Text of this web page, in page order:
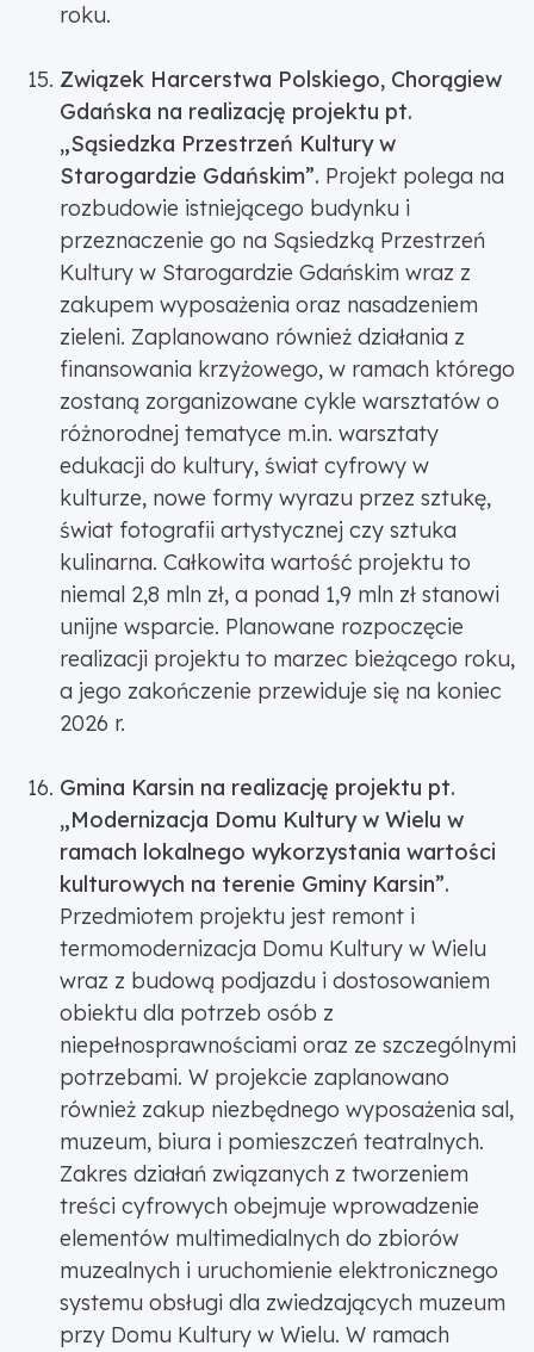
roku.
Związek Harcerstwa Polskiego, Chorągiew
Gdańska na realizację projektu pt.
„Sąsiedzka Przestrzeń Kultury w
Starogardzie Gdańskim”. Projekt polega na
rozbudowie istniejącego budynku i
przeznaczenie go na Sąsiedzką Przestrzeń
Kultury w Starogardzie Gdańskim wraz z
zakupem wyposażenia oraz nasadzeniem
zieleni. Zaplanowano również działania z
finansowania krzyżowego, w ramach którego
zostaną zorganizowane cykle warsztatów o
różnorodnej tematyce m.in. warsztaty
edukacji do kultury, świat cyfrowy w
kulturze, nowe formy wyrazu przez sztukę,
świat fotografii artystycznej czy sztuka
kulinarna. Całkowita wartość projektu to
niemal 2,8 mln zł, a ponad 1,9 mln zł stanowi
unijne wsparcie. Planowane rozpoczęcie
realizacji projektu to marzec bieżącego roku,
a jego zakończenie przewiduje się na koniec
2026 r.
Gmina Karsin na realizację projektu pt.
„Modernizacja Domu Kultury w Wielu w
ramach lokalnego wykorzystania wartości
kulturowych na terenie Gminy Karsin”.
Przedmiotem projektu jest remont i
termomodernizacja Domu Kultury w Wielu
wraz z budową podjazdu i dostosowaniem
obiektu dla potrzeb osób z
niepełnosprawnościami oraz ze szczególnymi
potrzebami. W projekcie zaplanowano
również zakup niezbędnego wyposażenia sal,
muzeum, biura i pomieszczeń teatralnych.
Zakres działań związanych z tworzeniem
treści cyfrowych obejmuje wprowadzenie
elementów multimedialnych do zbiorów
muzealnych i uruchomienie elektronicznego
systemu obsługi dla zwiedzających muzeum
przy Domu Kultury w Wielu. W ramach